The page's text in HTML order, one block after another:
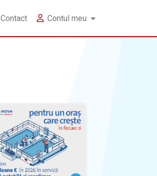
Contact Contul meu